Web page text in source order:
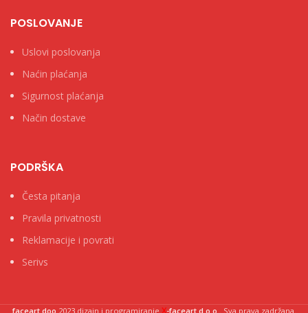
POSLOVANJE
Uslovi poslovanja
Naćin plaćanja
Sigurnost plaćanja
Način dostave
PODRŠKA
Česta pitanja
Pravila privatnosti
Reklamacije i povrati
Serivs
faceart doo 2023 dizajn i programiranje -faceart d.o.o. . Sva prava zadržana.